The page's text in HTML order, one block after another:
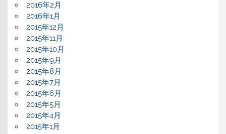
2016年2月
2016年1月
2015年12月
2015年11月
2015年10月
2015年9月
2015年8月
2015年7月
2015年6月
2015年5月
2015年4月
2015年1月